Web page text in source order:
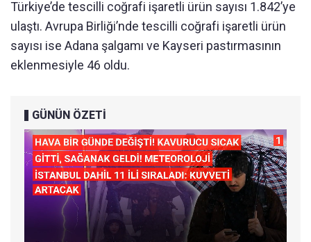
Türkiye’de tescilli coğrafi işaretli ürün sayısı 1.842’ye
ulaştı. Avrupa Birliği’nde tescilli coğrafi işaretli ürün
sayısı ise Adana şalgamı ve Kayseri pastırmasının
eklenmesiyle 46 oldu.
GÜNÜN ÖZETİ